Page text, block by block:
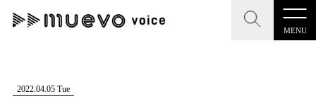
MENU
CLOSE
記事を検索する
CLOSE
"読者の声を形にする”音楽特化メディア
2022.04.05 Tue